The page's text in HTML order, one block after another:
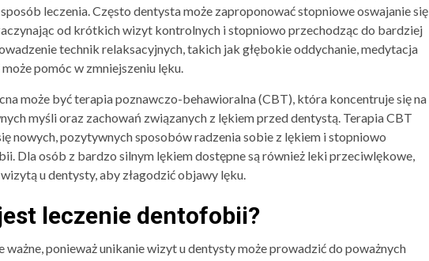
leczenia. Często dentysta może zaproponować stopniowe oswajanie się
od krótkich wizyt kontrolnych i stopniowo przechodząc do bardziej
technik relaksacyjnych, takich jak głębokie oddychanie, medytacja
pomóc w zmniejszeniu lęku.
może być terapia poznawczo-behawioralna (CBT), która koncentruje się na
myśli oraz zachowań związanych z lękiem przed dentystą. Terapia CBT
nowych, pozytywnych sposobów radzenia sobie z lękiem i stopniowo
Dla osób z bardzo silnym lękiem dostępne są również leki przeciwlękowe,
u dentysty, aby złagodzić objawy lęku.
leczenie dentofobii?
ponieważ unikanie wizyt u dentysty może prowadzić do poważnych